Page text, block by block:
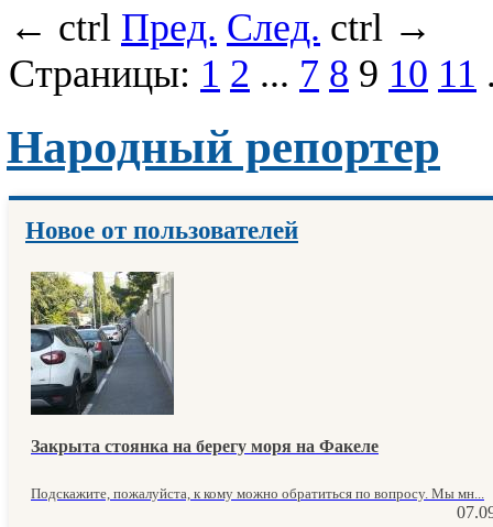
← ctrl Пред. След. ctrl →
Страницы: 1 2 ... 7 8 9 10 11
Народный репортер
Новое от пользователей
Закрыта стоянка на берегу моря на Факеле
Подскажите, пожалуйста, к кому можно обратиться по вопросу. Мы мн...